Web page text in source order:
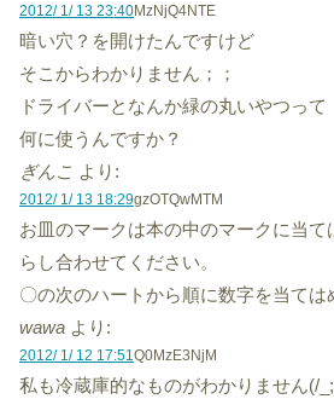
2012/ 1/ 13 23:40MzNjQ4NTE
暗い穴？を開けたんですけど
そこからわかりません；；
ドライバーとなんか緑の丸いやつって
何に使うんですか？
ぎんこ より:
2012/ 1/ 13 18:29gzOTQwMTM
お皿のマークは本の中のマークに当て
らし合わせてください。
〇の次のハートから順に数字を当ては
wawa より:
2012/ 1/ 12 17:51Q0MzE3NjM
私も冷蔵庫的なものがわかりません(/